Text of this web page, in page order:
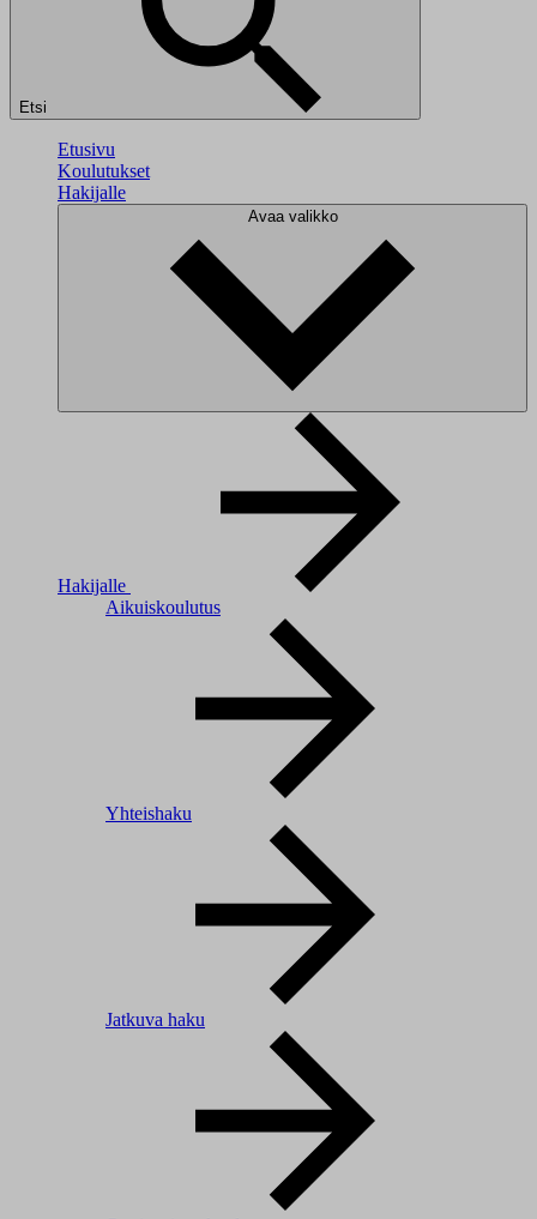
Etsi
Etusivu
Koulutukset
Hakijalle
Avaa valikko
Hakijalle
Aikuiskoulutus
Yhteishaku
Jatkuva haku